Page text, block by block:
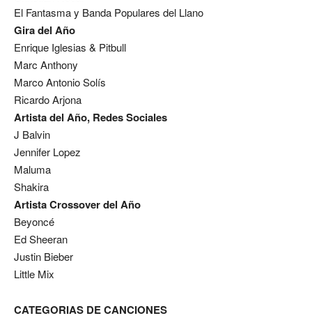
El Fantasma y Banda Populares del Llano
Gira del Año
Enrique Iglesias & Pitbull
Marc Anthony
Marco Antonio Solís
Ricardo Arjona
Artista del Año, Redes Sociales
J Balvin
Jennifer Lopez
Maluma
Shakira
Artista Crossover del Año
Beyoncé
Ed Sheeran
Justin Bieber
Little Mix
CATEGORIAS DE CANCIONES